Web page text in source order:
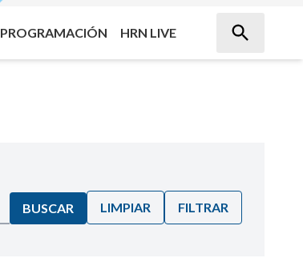
PROGRAMACIÓN HRN LIVE
BUSCAR LIMPIAR FILTRAR